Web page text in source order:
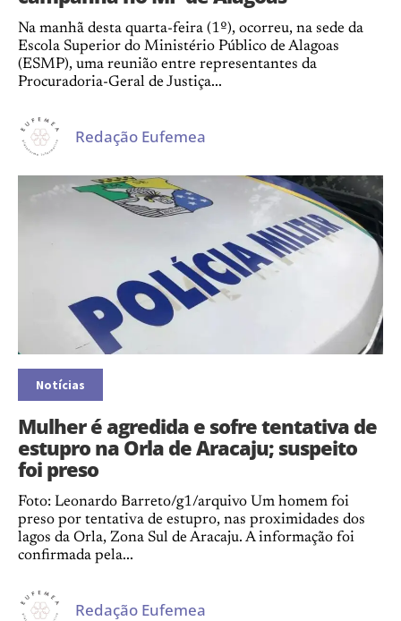
Na manhã desta quarta-feira (1º), ocorreu, na sede da
Escola Superior do Ministério Público de Alagoas
(ESMP), uma reunião entre representantes da
Procuradoria-Geral de Justiça...
Redação Eufemea
Notícias
Mulher é agredida e sofre tentativa de
estupro na Orla de Aracaju; suspeito
foi preso
Foto: Leonardo Barreto/g1/arquivo Um homem foi
preso por tentativa de estupro, nas proximidades dos
lagos da Orla, Zona Sul de Aracaju. A informação foi
confirmada pela...
Redação Eufemea